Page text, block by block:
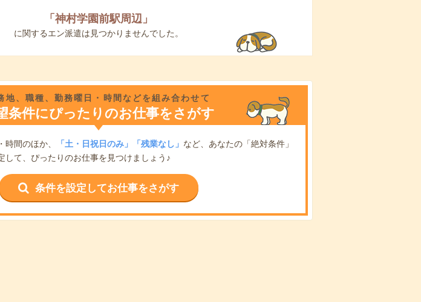
「 神村学園前駅周辺」
に関するエン派遣は見つかりませんでした。
地、職種、勤務曜日・時間などを組み合わせて
条件にぴったりのお仕事をさがす
間のほか、 「土・日祝日のみ」「残業なし」 など、あなたの「絶対条件」
して、ぴったりのお仕事を見つけましょう♪
条件を設定してお仕事をさがす